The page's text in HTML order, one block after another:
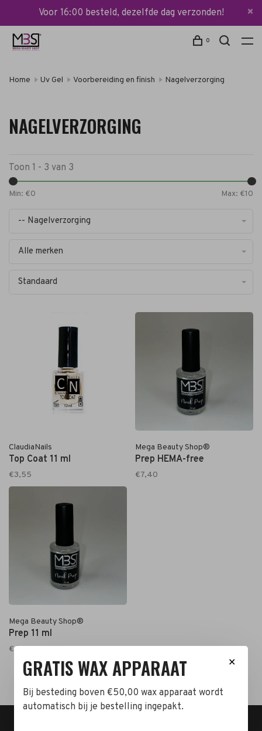
Voor 16:00 besteld, dezelfde dag verzonden!
0
Home Uv Gel Voorbereiding en finish Nagelverzorging
NAGELVERZORGING
Toon 1 - 3 van 3
Min: €0 Max: €10
-- Nagelverzorging
Alle merken
Standaard
ClaudiaNails
Top Coat 11 ml
€3,55
Mega Beauty Shop®
Prep HEMA-free
€7,40
Mega Beauty Shop®
Prep 11 ml
€6,90
✕
GRATIS WAX APPARAAT
Bij besteding boven €50,00 wax apparaat wordt
automatisch bij je bestelling ingepakt.